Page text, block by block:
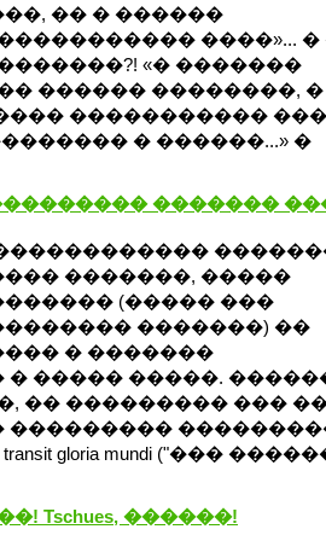
�� � ������
����»... �
«� �������
������ ��������, �
�����������
� ������...» �
�������
�������, �����
(����� ���
�������) ��
� �������
����� �����.
�� ��������� ���
���������
gloria mundi ("���
Tschues, ������!